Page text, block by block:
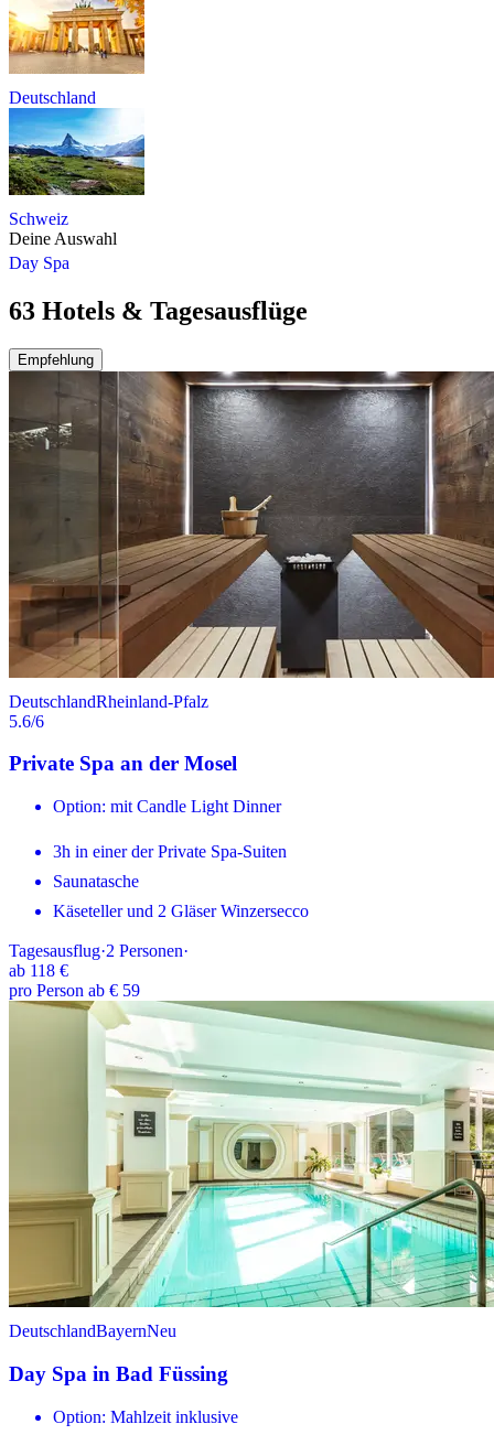
Deutschland
Schweiz
Deine Auswahl
Day Spa
63 Hotels & Tagesausflüge
Empfehlung
DeutschlandRheinland-Pfalz
5.6/6
Private Spa an der Mosel
Option: mit Candle Light Dinner
3h in einer der Private Spa-Suiten
Saunatasche
Käseteller und 2 Gläser Winzersecco
Tagesausflug·2 Personen·
ab 118 €
pro Person ab € 59
DeutschlandBayernNeu
Day Spa in Bad Füssing
Option: Mahlzeit inklusive